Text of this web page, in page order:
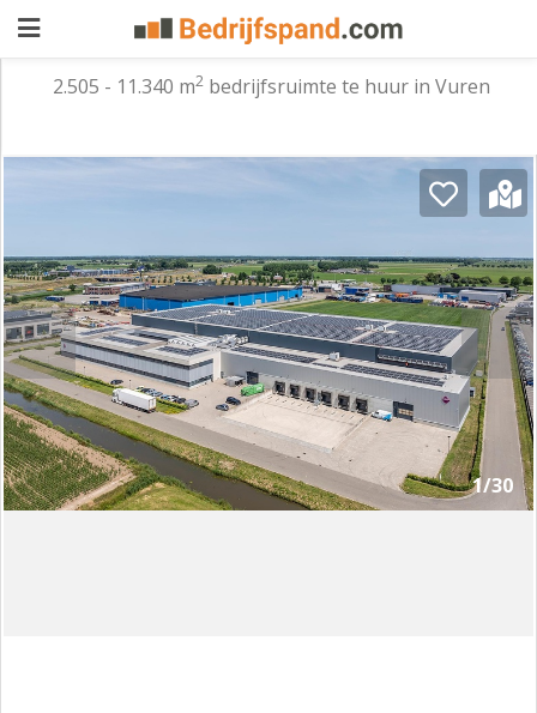
Waarom
adverteren
Premium
adverteren
Blog
Registreren
Login
2.505 - 11.340 m2bedrijfsruimte te huur in Vuren
1/30